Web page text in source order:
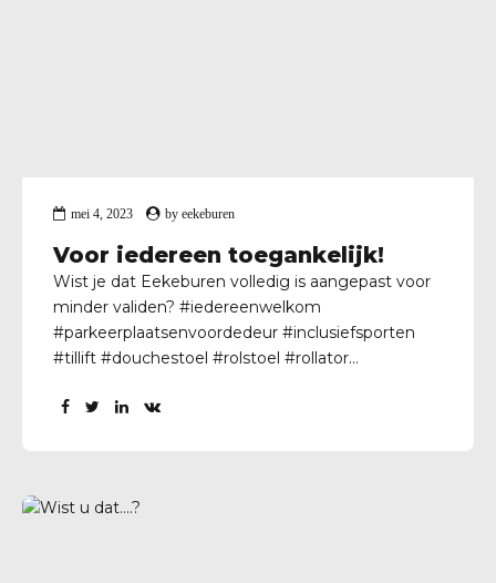
mei 4, 2023 byeekeburen
Voor iedereen toegankelijk!
Wist je dat Eekeburen volledig is aangepast voor
minder validen? #iedereenwelkom
#parkeerplaatsenvoordedeur #inclusiefsporten
#tillift #douchestoel #rolstoel #rollator
#zwemmenkaniedereen